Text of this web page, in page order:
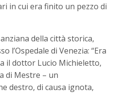
in cui era finito un pezzo di
della città storica,
l’Ospedale di Venezia: “Era
il dottor Lucio Michieletto,
di Mestre – un
destro, di causa ignota,